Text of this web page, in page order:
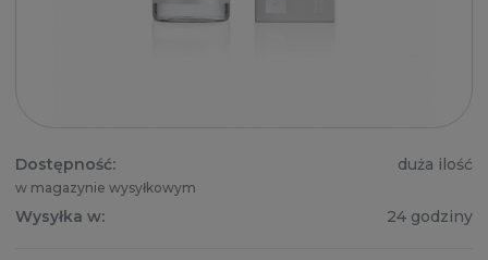
Dostępność: duża ilość
w magazynie wysyłkowym
Wysyłka w: 24 godziny